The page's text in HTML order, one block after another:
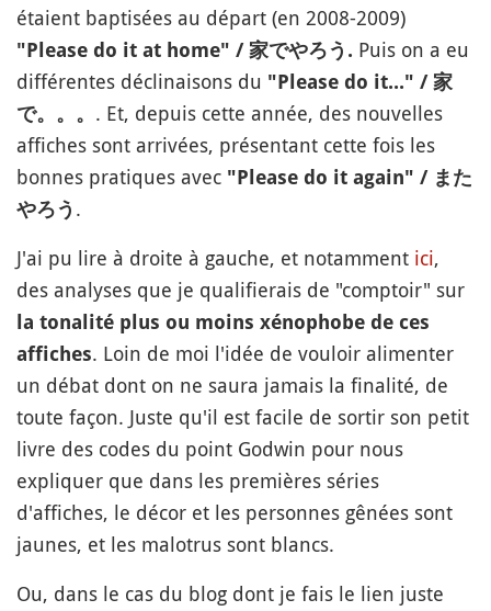
étaient baptisées au départ (en 2008-2009)
"Please do it at home" / 家でやろう. Puis on a eu
différentes déclinaisons du "Please do it..." / 家
で。。。 . Et, depuis cette année, des nouvelles
affiches sont arrivées, présentant cette fois les
bonnes pratiques avec "Please do it again" / また
やろう .
J'ai pu lire à droite à gauche, et notamment ici,
des analyses que je qualifierais de "comptoir" sur
la tonalité plus ou moins xénophobe de ces
affiches. Loin de moi l'idée de vouloir alimenter
un débat dont on ne saura jamais la finalité, de
toute façon. Juste qu'il est facile de sortir son petit
livre des codes du point Godwin pour nous
expliquer que dans les premières séries
d'affiches, le décor et les personnes gênées sont
jaunes, et les malotrus sont blancs.
Ou, dans le cas du blog dont je fais le lien juste